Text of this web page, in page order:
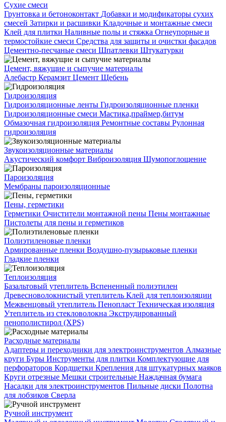
Сухие смеси
Грунтовка и бетоноконтакт Добавки и модификаторы сухих
смесей Затирки и расшивки Кладочные и монтажные смеси
Клей для плитки Наливные полы и стяжка Огнеупорные и
термостойкие смеси Средства для защиты и очистки фасадов
Цементно-песчаные смеси Шпатлевки Штукатурки
Цемент, вяжущие и сыпучие материалы
Алебастр Керамзит Цемент Щебень
Гидроизоляция
Гидроизоляционные ленты Гидроизоляционные пленки
Гидроизоляционные смеси Мастика,праймер,битум
Обмазочная гидроизоляция Ремонтные составы Рулонная
гидроизоляция
Звукоизоляционные материалы
Акустический комфорт Виброизоляция Шумопоглощение
Пароизоляция
Мембраны пароизоляционные
Пены, герметики
Герметики Очистители монтажной пены Пены монтажные
Пистолеты для пены и герметиков
Полиэтиленовые пленки
Армированные пленки Воздушно-пузырьковые пленки
Гладкие пленки
Теплоизоляция
Базальтовый утеплитель Вспененный полиэтилен
Древесноволокнистый утеплитель Клей для теплоизоляции
Межвенцовый утеплитель Пенопласт Техническая изоляция
Утеплитель из стекловолокна Экструдированный
пенополистирол (XPS)
Расходные материалы
Адаптеры и переходники для электроинструментов Алмазные
круги Буры Инструменты для плитки Комплектующие для
перфораторов Кордщетки Крепления для штукатурных маяков
Круги отрезные Мешки строительные Наждачная бумага
Насадки для электроинструментов Пильные диски Полотна
для лобзиков Сверла
Ручной инструмент